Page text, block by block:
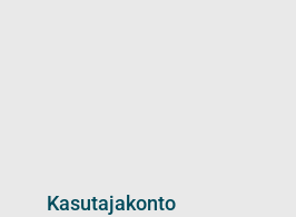
Kasutajakonto